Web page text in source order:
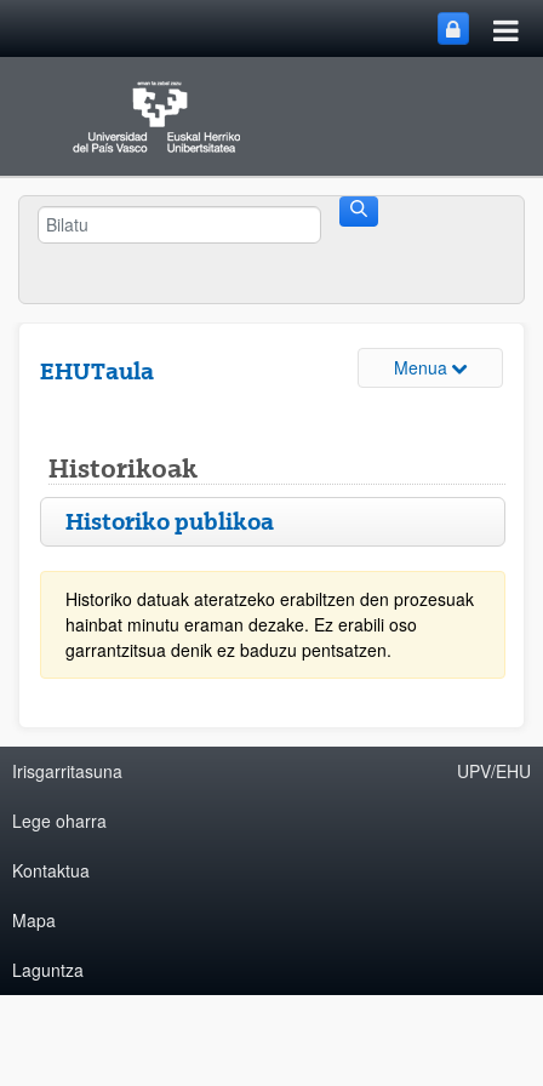
Bilaketa
EHUTaula Menua
Historikoak
Historiko publikoa
Historiko datuak ateratzeko erabiltzen den prozesuak
hainbat minutu eraman dezake. Ez erabili oso
garrantzitsua denik ez baduzu pentsatzen.
Irisgarritasuna
Lege oharra
Kontaktua
Mapa
Laguntza
UPV/EHU